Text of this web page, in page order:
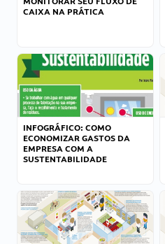
CAIXA NA PRÁTICA
INFOGRÁFICO: COMO
ECONOMIZAR GASTOS DA
EMPRESA COM A
SUSTENTABILIDADE